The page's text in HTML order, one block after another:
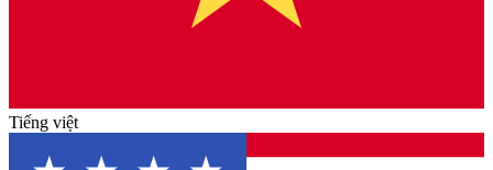
Tiếng việt